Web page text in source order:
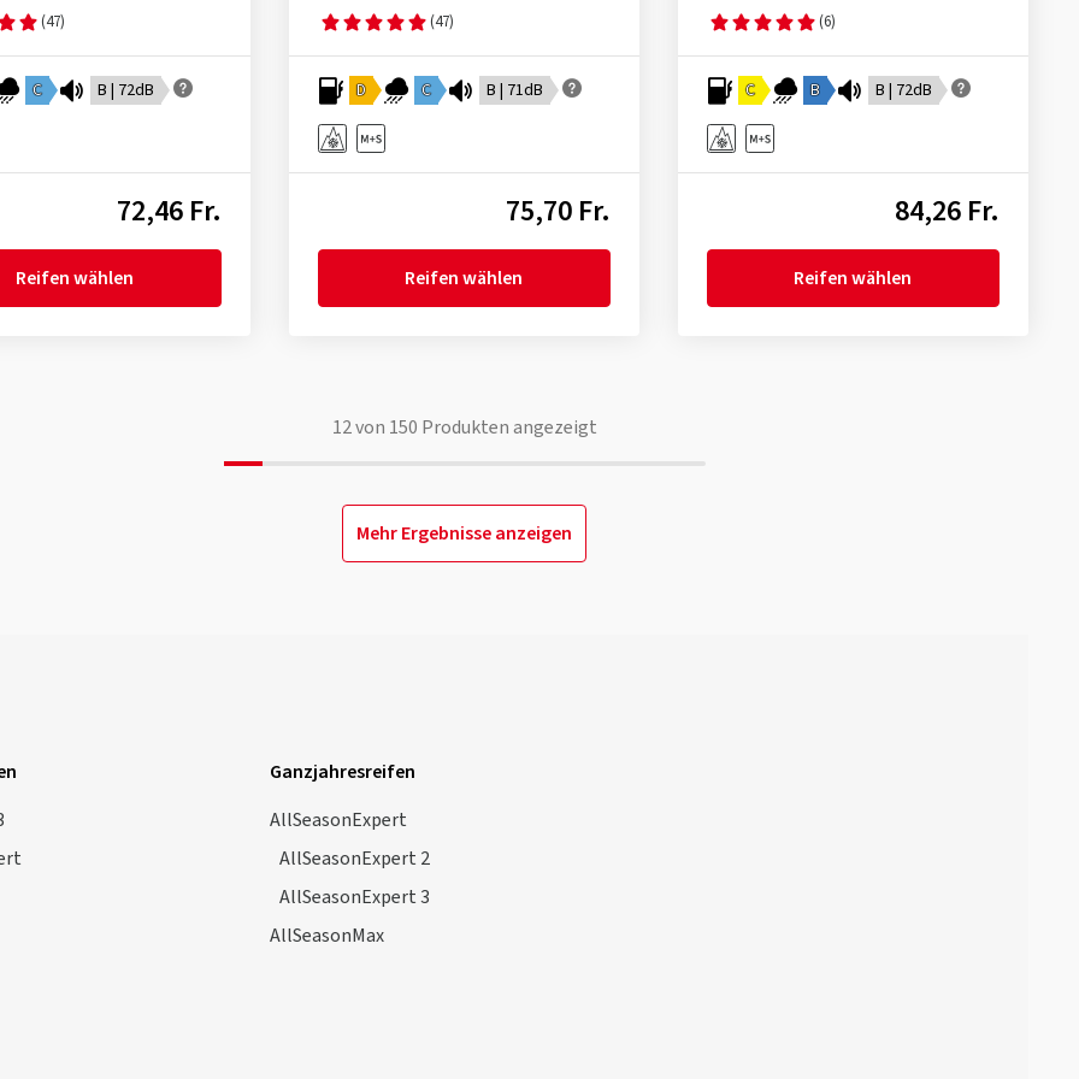
(47)
C B | 72dB
72,46 Fr.
Reifen wählen
(47)
D C B | 71dB
75,70 Fr.
Reifen wählen
(6)
C B B | 72dB
84,26 Fr.
Reifen wählen
12von 150 Produkten angezeigt
Mehr Ergebnisse anzeigen
Ganzjahresreifen
AllSeasonExpert
AllSeasonExpert 2
AllSeasonExpert 3
AllSeasonMax